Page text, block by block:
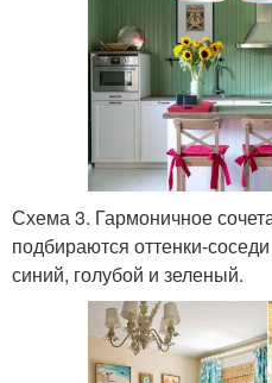
Схема 3. Гармоничное
подбираются оттенки-
синий, голубой и зеленый.